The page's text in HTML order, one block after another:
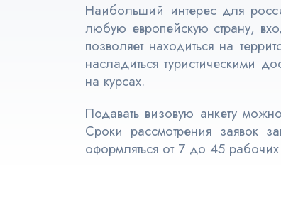
Наибольший интерес для
любую европейскую страну,
позволяет находиться на
насладиться туристическими
на курсах.
Подавать визовую анкету
Сроки рассмотрения заявок
оформляться от 7 до 45